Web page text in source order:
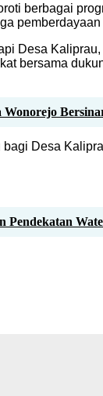
berbagai
Desa
bersama
Desa
Pendekatan